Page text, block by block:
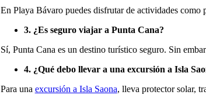
En Playa Bávaro puedes disfrutar de actividades como
3. ¿Es seguro viajar a Punta Cana?
Sí, Punta Cana es un destino turístico seguro. Sin
4. ¿Qué debo llevar a una excursión a Isla
Para una excursión a Isla Saona, lleva protector solar,